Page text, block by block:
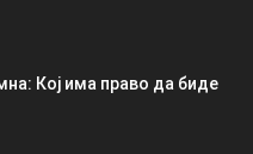
Кој има право да биде